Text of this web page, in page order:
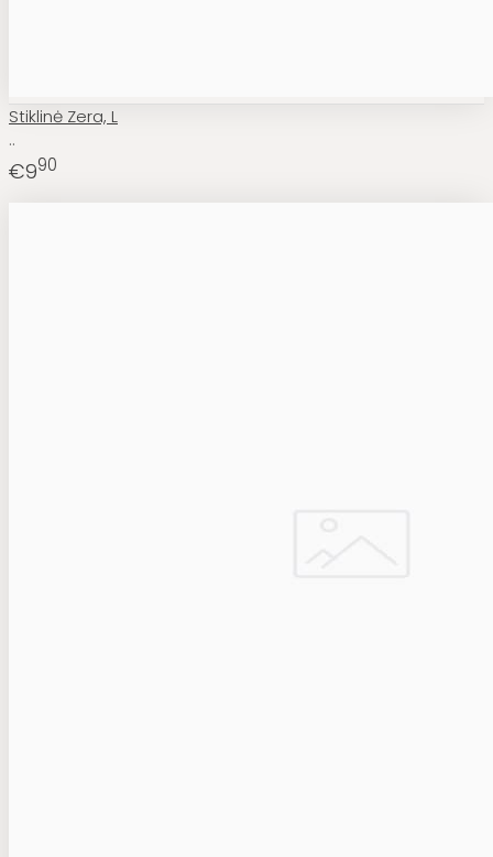
Stiklinė Zera, L
..
€990